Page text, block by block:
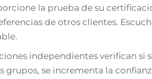
la prueba de su
de otros clientes.
independientes verifican si
grupos, se incrementa la